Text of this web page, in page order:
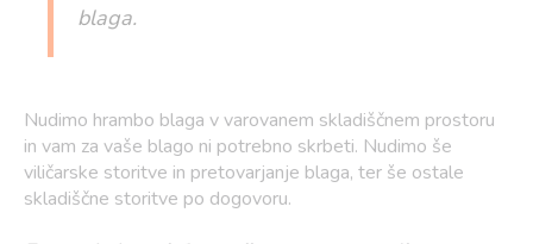
blaga.
Nudimo hrambo blaga v varovanem skladiščnem prostoru
in vam za vaše blago ni potrebno skrbeti. Nudimo še
viličarske storitve in pretovarjanje blaga, ter še ostale
skladiščne storitve po dogovoru.